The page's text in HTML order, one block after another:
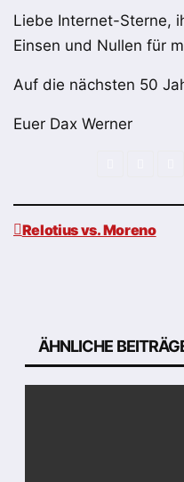
Liebe Internet-Sterne,
Einsen und Nullen für
Auf die nächsten 50
Euer Dax Werner
Relotius vs. Moreno
ÄHNLICHE